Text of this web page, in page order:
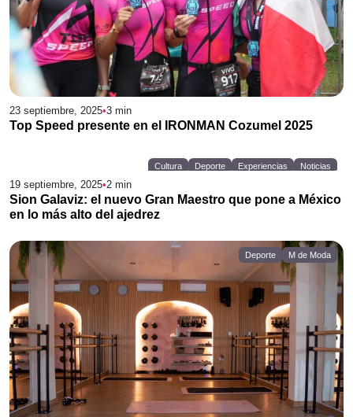
23 septiembre, 2025•3 min
Top Speed presente en el IRONMAN Cozumel 2025
Cultura Deporte Experiencias Noticias
19 septiembre, 2025•2 min
Sion Galaviz: el nuevo Gran Maestro que pone a México
en lo más alto del ajedrez
Deporte M de Moda